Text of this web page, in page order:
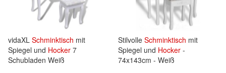
vidaXL Schminktisch mit
Spiegel und Hocker 7
Schubladen Weiß
Stilvolle Schminktisch mit
Spiegel und Hocker -
74x143cm - Weiß